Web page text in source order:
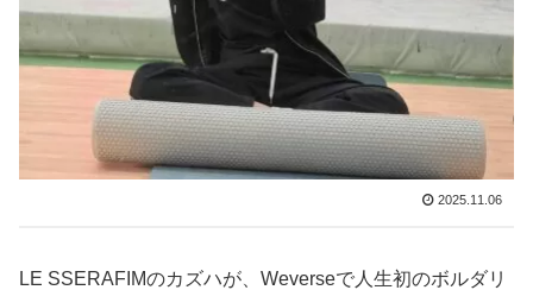
2025.11.06
LE SSERAFIMのカズハが、Weverseで人生初のボルダリ